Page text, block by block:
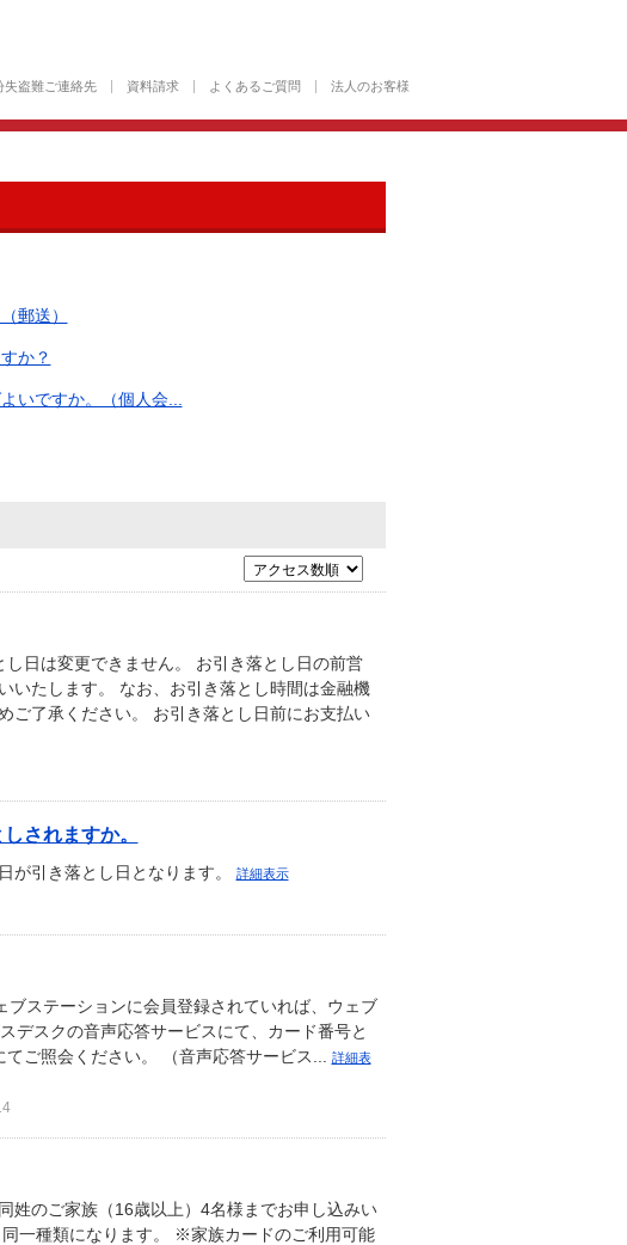
失盗難ご連絡先 資料請求 よくあるご質問 法人のお客様
郵送）
か？
いですか。（個人会...
日は変更できません。 お引き落とし日の前営
いたします。 なお、お引き落とし時間は金融機
ご了承ください。 お引き落とし日前にお支払い
されますか。
が引き落とし日となります。 詳細表示
ステーションに会員登録されていれば、ウェブ
デスクの音声応答サービスにて、カード番号と
ご照会ください。 （音声応答サービス...
詳細表
姓のご家族（16歳以上）4名様までお申し込みい
一種類になります。 ※家族カードのご利用可能